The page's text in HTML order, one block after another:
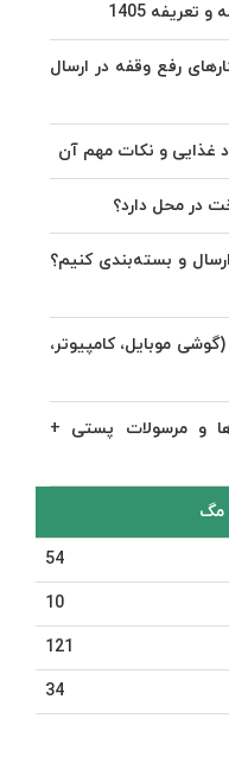
1405
رفع وقفه در ارسال
غذایی و نکات مهم آن
در محل دارد؟
و بسته‌بندی کنیم؟
موبایل، کامپیوتر،
و مرسولات پستی +
مگ
54
10
121
34